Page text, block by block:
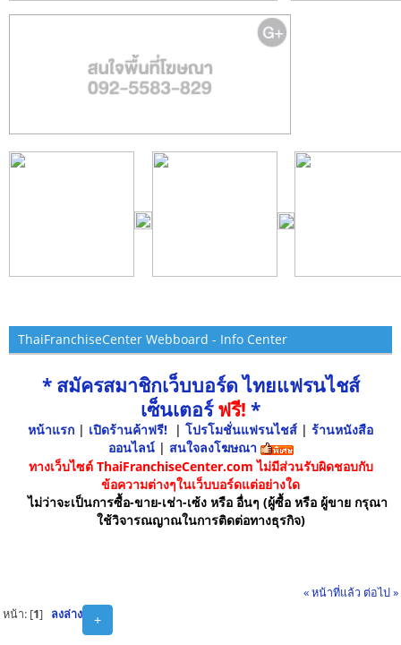
ThaiFranchiseCenter Webboard - Info Center
* สมัครสมาชิกเว็บบอร์ด ไทยแฟรนไชส์
เซ็นเตอร์ฟรี! *
หน้าแรก | เปิดร้านค้าฟรี! | โปรโมชั่นแฟรนไชส์ | ร้านหนังสือ
ออนไลน์ | สนใจลงโฆษณา
ทางเว็บไซต์ ThaiFranchiseCenter.com ไม่มีส่วนรับผิดชอบกับ
ข้อความต่างๆในเว็บบอร์ดแต่อย่างใด
ไม่ว่าจะเป็นการซื้อ-ขาย-เช่า-เซ้ง หรือ อื่นๆ (ผู้ซื้อ หรือ ผู้ขาย กรุณา
ใช้วิจารณญาณในการติดต่อทางธุรกิจ)
« หน้าที่แล้ว ต่อไป »
+
หน้า: [1] ลงล่าง